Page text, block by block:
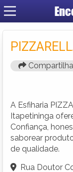
A Esfiharia
Itapetininga
Confiança,
saborear
de qualidade.
Rua Doutor